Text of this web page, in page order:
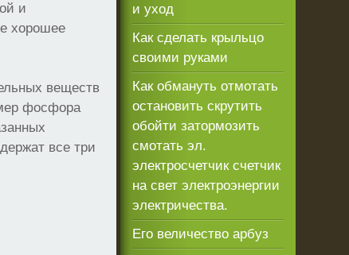
и
хорошее
веществ
фосфора
все три
и уход
Как сделать крыльцо
своими руками
Как обмануть отмотать
остановить скрутить
обойти затормозить
смотать эл.
электросчетчик счетчик
на свет электроэнергии
электричества.
Его величество арбуз